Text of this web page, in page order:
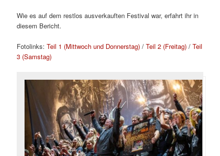
Wie es auf dem restlos ausverkauften Festival war, erfahrt ihr in
diesem Bericht.
Fotolinks:Teil 1 (Mittwoch und Donnerstag) /Teil 2 (Freitag) /Teil
3 (Samstag)